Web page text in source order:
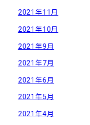
2021年11月
2021年10月
2021年9月
2021年7月
2021年6月
2021年5月
2021年4月